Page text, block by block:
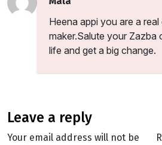
Heena appi you are a real
maker.Salute your Zazba
life and get a big change.
leave a reply
Your email address will not be